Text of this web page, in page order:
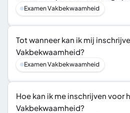
Examen Vakbekwaamheid
Tot wanneer kan ik mij
Vakbekwaamheid?
Examen Vakbekwaamheid
Hoe kan ik me inschrijven voor
Vakbekwaamheid?